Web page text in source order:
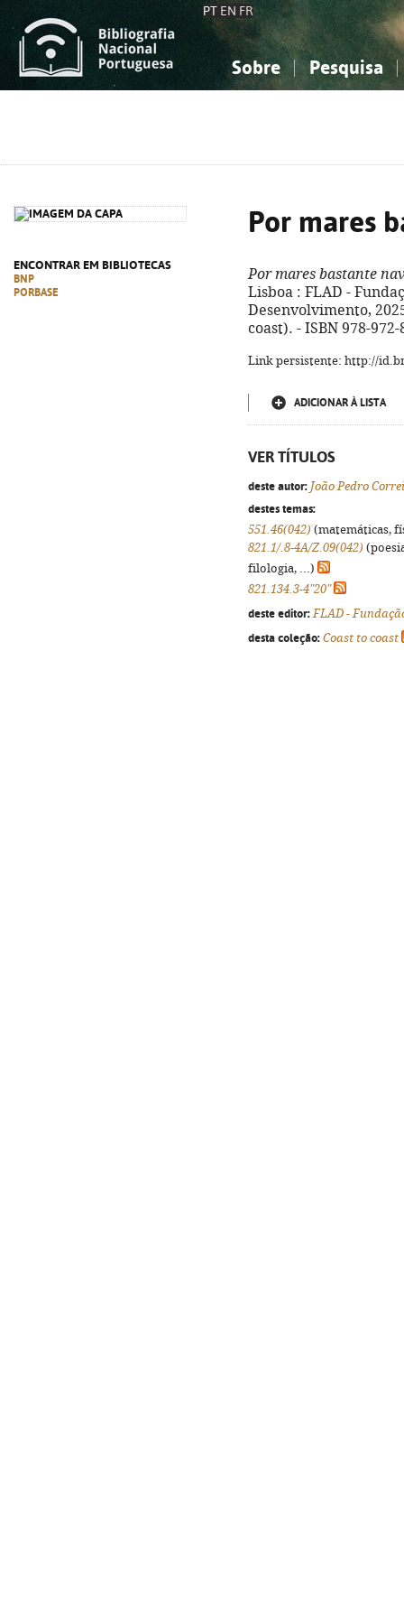
PT EN FR
Sobre Pesquisa
ENCONTRAR EM BIBLIOTECAS
BNP
PORBASE
Por mares
Por mares bastante
Lisboa : FLAD -
Desenvolvimento,
coast). - ISBN 978-972-
Link persistente: http://
ADICIONAR À LISTA
VER TÍTULOS
deste autor: João Pedro
destes temas:
551.46(042) (matemáticas,
821.1/.8-4A/Z.09(042)
filologia, ...)
821.134.3-4"20"
deste editor: FLAD -
desta coleção: Coast to coast